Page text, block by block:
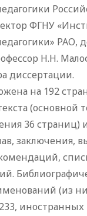
ФГНУ
РАО,
Н.Н.
диссертации.
на 192
(основной
36 страниц)
заключения,
(из
иностранных